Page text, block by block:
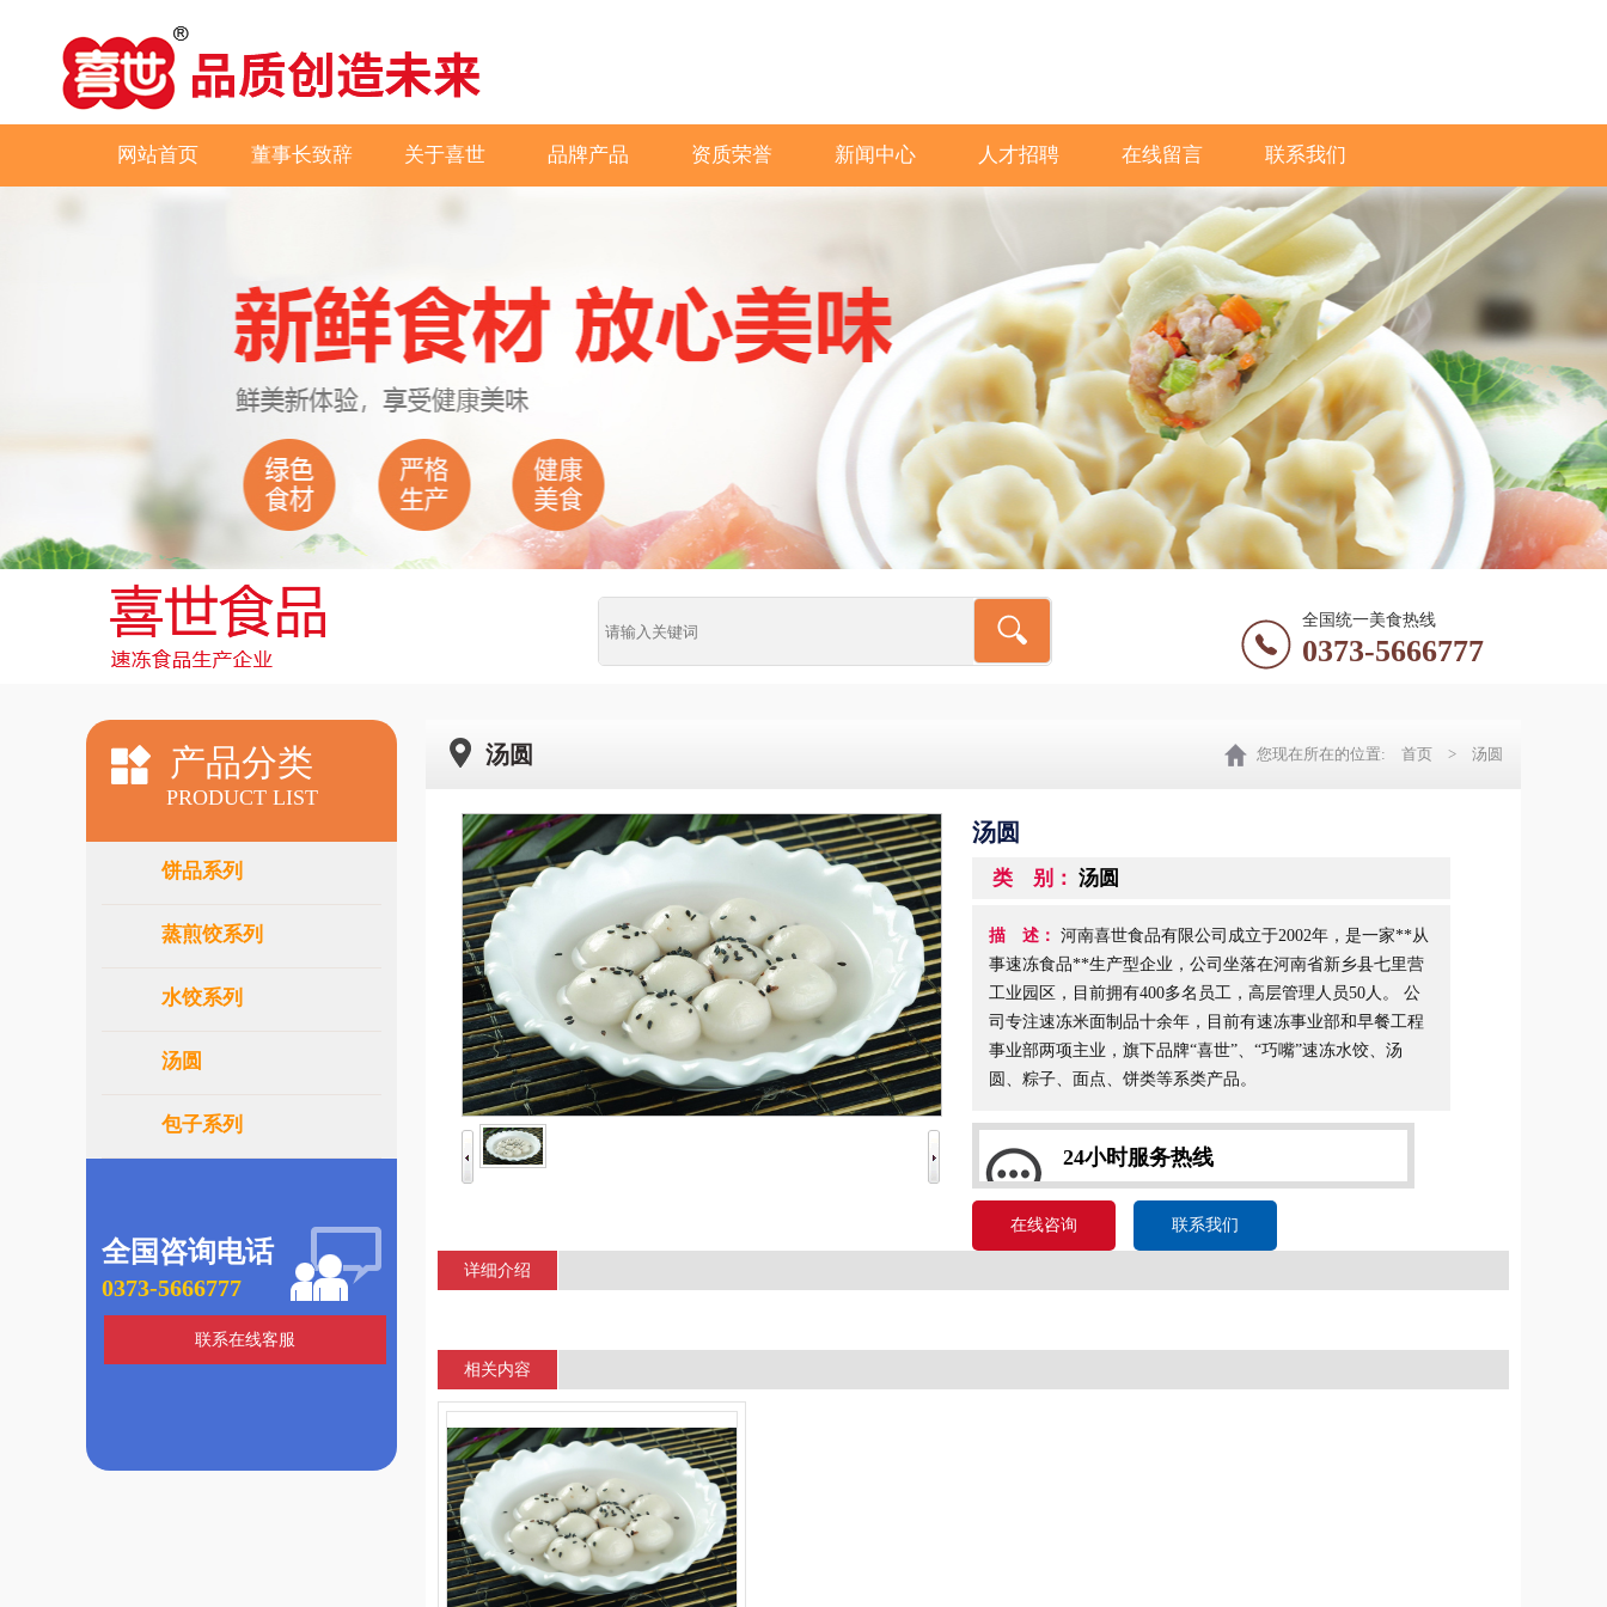
网站首页 董事长致辞 关于喜世 品牌产品 资质荣誉 新闻中心 人才招聘 在线留言 联系我们
全国统一美食热线
0373-5666777
产品分类
PRODUCT LIST
饼品系列
蒸煎饺系列
水饺系列
汤圆
包子系列
全国咨询电话
0373-5666777
联系在线客服
汤圆 您现在所在的位置: 首页 > 汤圆
汤圆
类 别： 汤圆
描 述： 河南喜世食品有限公司成立于2002年，是一家**从
事速冻食品**生产型企业，公司坐落在河南省新乡县七里营
工业园区，目前拥有400多名员工，高层管理人员50人。 公
司专注速冻米面制品十余年，目前有速冻事业部和早餐工程
事业部两项主业，旗下品牌“喜世”、“巧嘴”速冻水饺、汤
圆、粽子、面点、饼类等系类产品。
24小时服务热线
在线咨询 联系我们
详细介绍
相关内容